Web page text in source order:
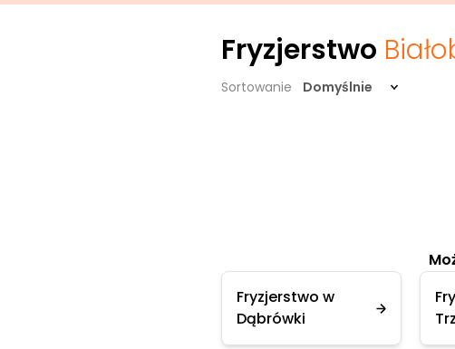
Fryzjerstwo
Sortowanie Domyślnie
Fryzjerstwo w
Dąbrówki